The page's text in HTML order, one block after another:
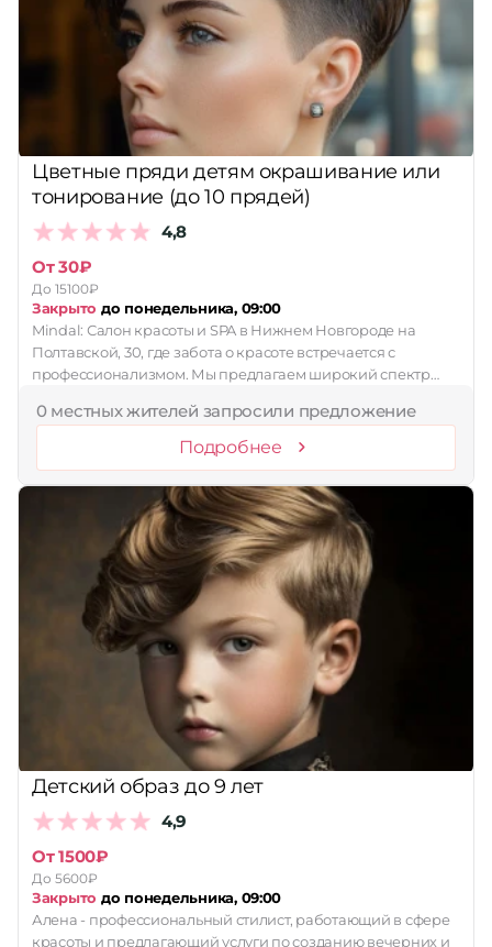
Цветные пряди детям окрашивание или
тонирование (до 10 прядей)
4,8
От 30₽
До 15100₽
Закрыто до понедельника, 09:00
Mindal: Салон красоты и SPA в Нижнем Новгороде на
Полтавской, 30, где забота о красоте встречается с
профессионализмом. Мы предлагаем широкий спектр…
0 местных жителей запросили предложение
Подробнее
Детский образ до 9 лет
4,9
От 1500₽
До 5600₽
Закрыто до понедельника, 09:00
Алена - профессиональный стилист, работающий в сфере
красоты и предлагающий услуги по созданию вечерних и